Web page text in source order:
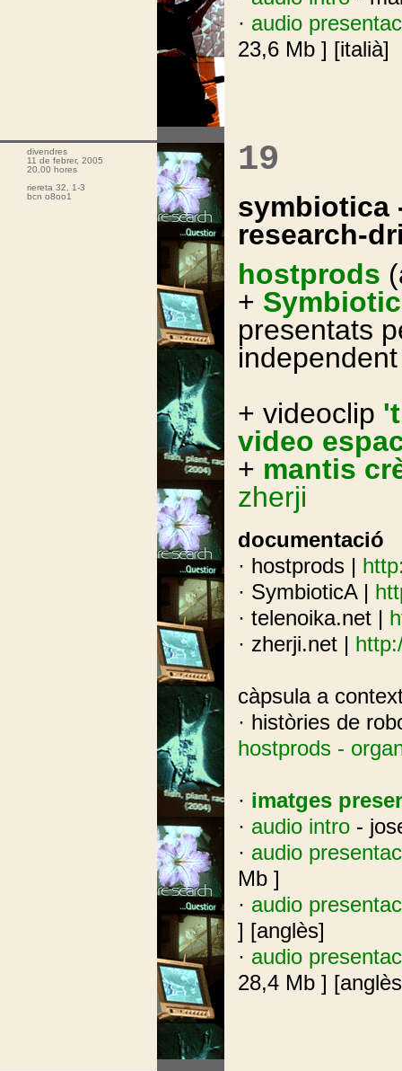
· audio
23,6 Mb ] [italià]
divendres
11 de febrer, 2005
20.00 hores
riereta 32, 1-3
bcn o8oo1
.
19
symbiotica
research-
hostprods
+
presentats
independent
+ videoclip
video
+ mantis
zherji
documentació
· hostprods |
· SymbioticA |
· telenoika.net |
· zherji.net |
càpsula a
· històries de
hostprods -
· imatges
· audio intro -
· audio
Mb ]
· audio
] [anglès]
· audio
28,4 Mb ]